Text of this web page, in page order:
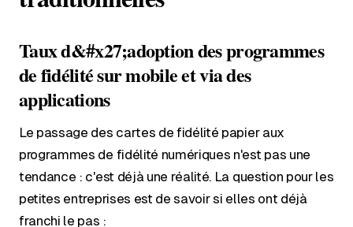
Taux d&#x27;adoption des programmes
de fidélité sur mobile et via des
applications
Le passage des cartes de fidélité papier aux
programmes de fidélité numériques n'est pas une
tendance : c'est déjà une réalité. La question pour les
petites entreprises est de savoir si elles ont déjà
franchi le pas :